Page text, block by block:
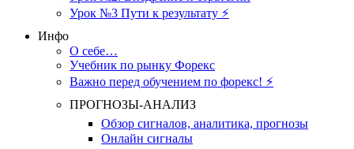
Урок №3 Пути к результату ⚡️
Инфо
О себе…
Учебник по рынку Форекс
Важно перед обучением по форекс! ⚡
ПРОГНОЗЫ-АНАЛИЗ
Обзор сигналов, аналитика, прогнозы
Онлайн сигналы